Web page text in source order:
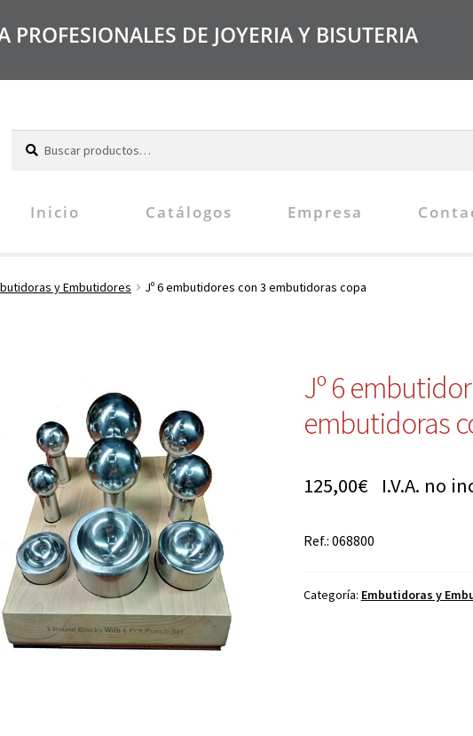
DE JOYERIA Y BISUTERIA
Inicio Catálogos Empresa
y Embutidores Jº 6 embutidores con 3 embutidoras copa
Jº 6
embutidoras
125,00€I.V.A. no
Ref.: 068800
Categoría: Embutidoras y